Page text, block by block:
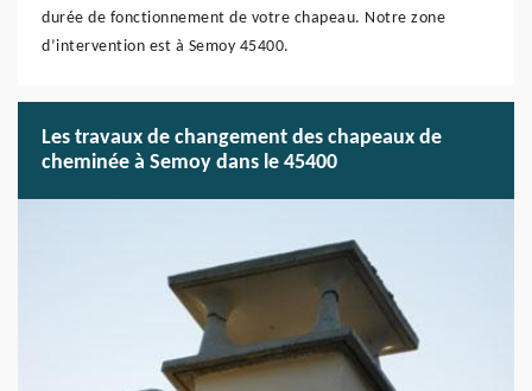
durée de fonctionnement de votre chapeau. Notre zone
d’intervention est à Semoy 45400.
Les travaux de changement des chapeaux de
cheminée à Semoy dans le 45400